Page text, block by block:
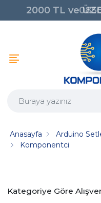
2000 TL ve
Anasayfa Arduino
Komponentci
Kategoriye Göre